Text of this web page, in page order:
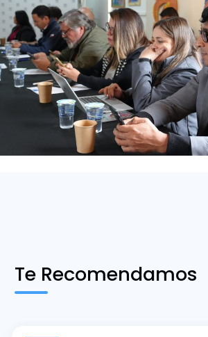
Te Recomendamos